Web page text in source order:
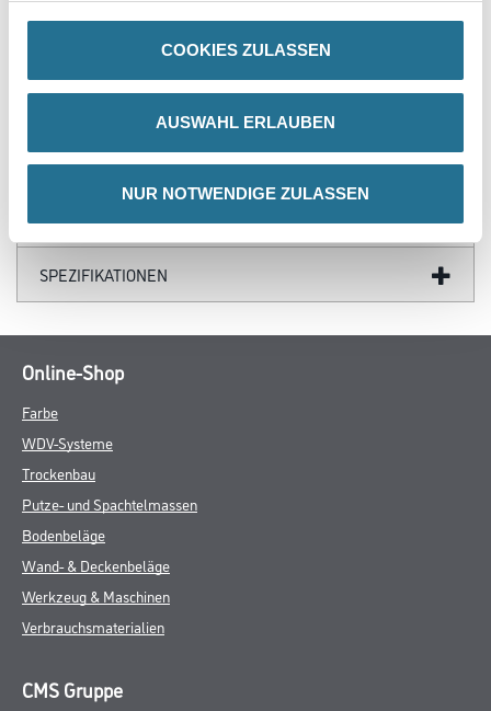
COOKIES ZULASSEN
AUSWAHL ERLAUBEN
NUR NOTWENDIGE ZULASSEN
GEFAHRENHINWEISE
DATENBLÄTTER
SPEZIFIKATIONEN
Online-Shop
Farbe
WDV-Systeme
Trockenbau
Putze- und Spachtelmassen
Bodenbeläge
Wand- & Deckenbeläge
Werkzeug & Maschinen
Verbrauchsmaterialien
CMS Gruppe